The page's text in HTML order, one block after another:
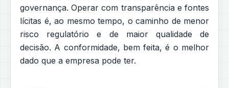
governança. Operar com transparência e fontes
lícitas é, ao mesmo tempo, o caminho de menor
risco regulatório e de maior qualidade de
decisão. A conformidade, bem feita, é o melhor
dado que a empresa pode ter.